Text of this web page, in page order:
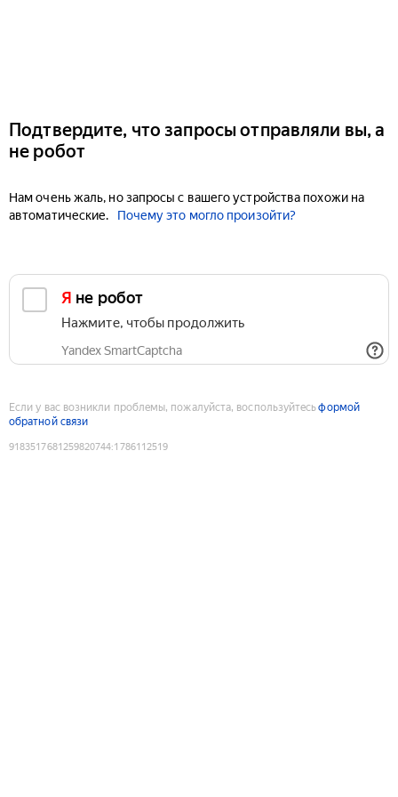
Подтвердите, что запросы отправляли вы, а
не робот
Нам очень жаль, но запросы с вашего устройства похожи на
автоматические.
Почему это могло произойти?
Я не робот
Нажмите, чтобы продолжить
Yandex SmartCaptcha
Если у вас возникли проблемы, пожалуйста, воспользуйтесьформой
обратной связи
9183517681259820744:1786112519